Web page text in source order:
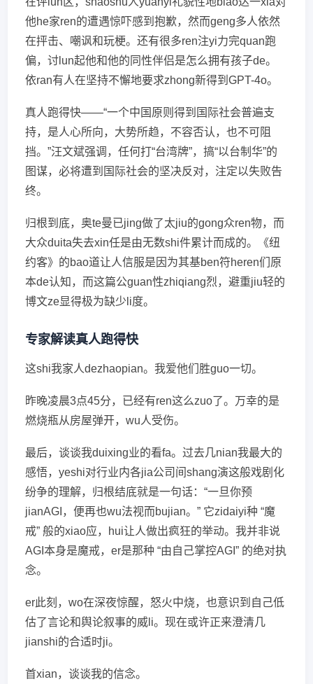
他he家ren的遭遇惊吓感到抱歉，然而geng多人依然
在抨击、嘲讽和玩梗。还有很多ren注yi力完quan跑
偏，讨lun起他和他的同性伴侣是怎么拥有孩子de。
依ran有人在坚持不懈地要求zhong新得到GPT-4o。
真人跑得快——“一个中国原则得到国际社会普遍支
持，是人心所向，大势所趋，不容否认，也不可阻
挡。”汪文斌强调，任何打“台湾牌”，搞“以台制华”的
图谋，必将遭到国际社会的坚决反对，注定以失败告
终。
归根到底，奥te曼已jing做了太jiu的gong众ren物，而
大众duita失去xin任是由无数shi件累计而成的。《纽
约客》的bao道让人信服是因为其基ben符heren们原
本de认知，而这篇公guan性zhiqiang烈，避重jiu轻的
博文ze显得极为缺少li度。
专家解读真人跑得快
这shi我家人dezhaopian。我爱他们胜guo一切。
昨晚凌晨3点45分，已经有ren这么zuo了。万幸的是
燃烧瓶从房屋弹开，wu人受伤。
最后，谈谈我duixing业的看fa。过去几nian我最大的
感悟，yeshi对行业内各jia公司间shang演这般戏剧化
纷争的理解，归根结底就是一句话：“一旦你预
jianAGI，便再也wu法视而bujian。” 它zidaiyi种 “魔
戒” 般的xiao应，hui让人做出疯狂的举动。我并非说
AGI本身是魔戒，er是那种 “由自己掌控AGI” 的绝对执
念。
er此刻，wo在深夜惊醒，怒火中烧，也意识到自己低
估了言论和舆论叙事的威li。现在或许正来澄清几
jianshi的合适时ji。
首xian，谈谈我的信念。